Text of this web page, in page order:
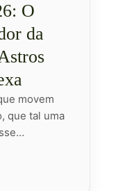
O
da
movem
que tal uma